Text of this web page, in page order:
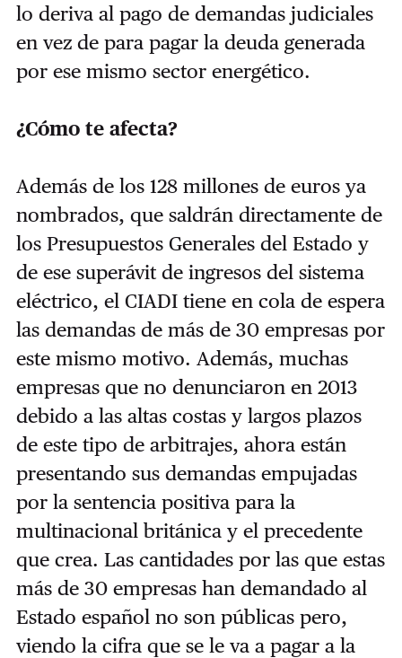
lo deriva al pago de demandas judiciales
en vez de para pagar la deuda generada
por ese mismo sector energético.
¿Cómo te afecta?
Además de los 128 millones de euros ya
nombrados, que saldrán directamente de
los Presupuestos Generales del Estado y
de ese superávit de ingresos del sistema
eléctrico, el CIADI tiene en cola de espera
las demandas de más de 30 empresas por
este mismo motivo. Además, muchas
empresas que no denunciaron en 2013
debido a las altas costas y largos plazos
de este tipo de arbitrajes, ahora están
presentando sus demandas empujadas
por la sentencia positiva para la
multinacional británica y el precedente
que crea. Las cantidades por las que estas
más de 30 empresas han demandado al
Estado español no son públicas pero,
viendo la cifra que se le va a pagar a la